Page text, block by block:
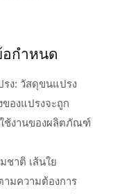
กำหนด
รง: วัสดุขนแปรง
องแปรงจะถูก
ช้งานของผลิตภัณฑ์
ชาติ เส้นใย
ามความต้องการ